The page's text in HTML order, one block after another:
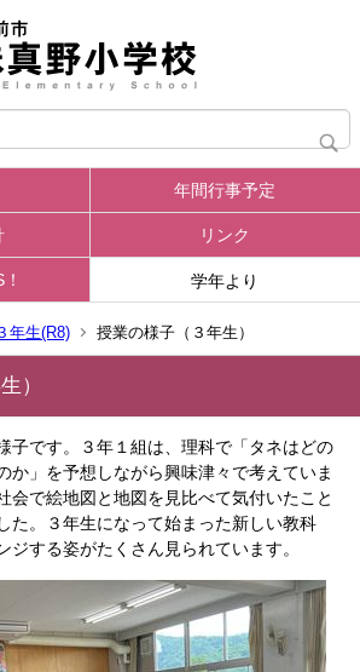
年間行事予定
リンク
学年より
年生(R8) 授業の様子（３年生）
）
子です。３年１組は、理科で「タネはどの
か」を予想しながら興味津々で考えていま
会で絵地図と地図を見比べて気付いたこと
た。３年生になって始まった新しい教科
ジする姿がたくさん見られています。